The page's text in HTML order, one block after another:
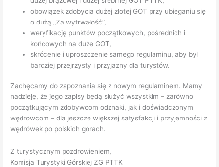
obowiązek zdobycia dużej złotej GOT przy ubieganiu się
o dużą „Za wytrwałość”,
weryfikację punktów początkowych, pośrednich i
końcowych na duże GOT,
skrócenie i uproszczenie samego regulaminu, aby był
bardziej przejrzysty i przyjazny dla turystów.
Zachęcamy do zapoznania się z nowym regulaminem. Mamy
nadzieję, że jego zapisy będą służyć wszystkim – zarówno
początkującym zdobywcom odznaki, jak i doświadczonym
wędrowcom – dla jeszcze większej satysfakcji i przyjemności z
wędrówek po polskich górach.
Z turystycznym pozdrowieniem,
Komisja Turystyki Górskiej ZG PTTK